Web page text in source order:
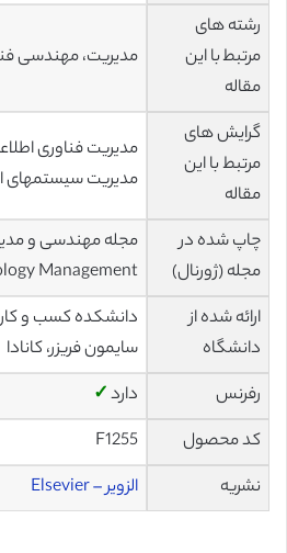
رشته های
مرتبط با این
مقاله
مدیریت، مهندسی
گرایش های
مرتبط با این
مقاله
مدیریت فناوری
مدیریت سیستمهای
چاپ شده در
مجله (ژورنال)
Management
ارائه شده از
دانشگاه
سایمون فریزر، کانادا
رفرنس
دارد✓
کد محصول
F1255
نشریه
الزویر – Elsevier